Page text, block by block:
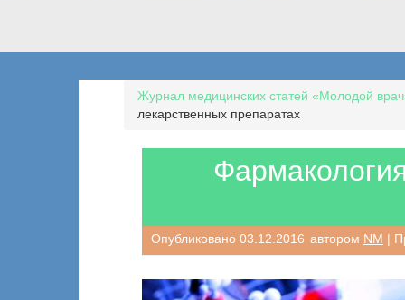
Журнал медицинских статей «Молодой
лекарственных препаратах
Опубликовано 03.12.2016 автором NM |